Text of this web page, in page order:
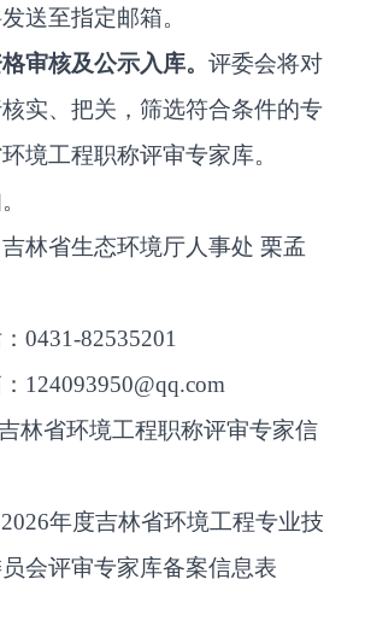
送至指定邮箱。
格审核及公示入库。评委会将对
实、把关，筛选符合条件的专
境工程职称评审专家库。
林省生态环境厅人事处 栗孟
0431-82535201
124093950@qq.com
林省环境工程职称评审专家信
度吉林省环境工程专业技
会评审专家库备案信息表